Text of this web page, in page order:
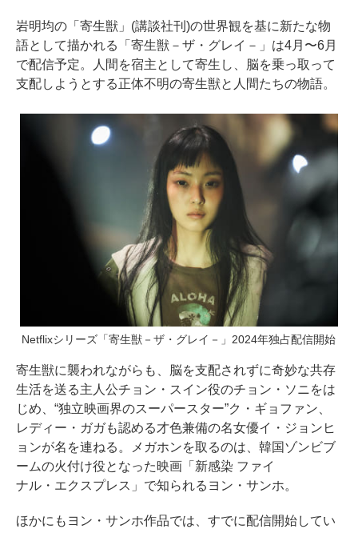
岩明均の「寄生獣」(講談社刊)の世界観を基に新たな物
語として描かれる「寄生獣－ザ・グレイ－」は4月〜6月
で配信予定。人間を宿主として寄生し、脳を乗っ取って
支配しようとする正体不明の寄生獣と人間たちの物語。
Netflixシリーズ「寄生獣－ザ・グレイ－」2024年独占配信開始
寄生獣に襲われながらも、脳を支配されずに奇妙な共存
生活を送る主人公チョン・スイン役のチョン・ソニをは
じめ、“独立映画界のスーパースター”ク・ギョファン、
レディー・ガガも認める才色兼備の名女優イ・ジョンヒ
ョンが名を連ねる。メガホンを取るのは、韓国ゾンビブ
ームの火付け役となった映画「新感染 ファイ
ナル・エクスプレス」で知られるヨン・サンホ。
ほかにもヨン・サンホ作品では、すでに配信開始してい